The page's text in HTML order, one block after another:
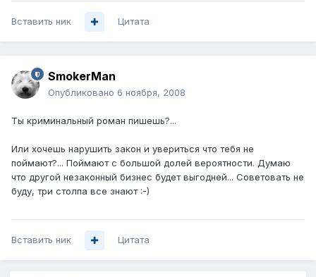
Вставить ник Цитата
SmokerMan
Опубликовано 6 ноября, 2008
Ты криминальный роман пишешь?...
Или хочешь нарушить закон и увериться что тебя не
поймают?... Поймают с большой долей вероятности. Думаю
что другой незаконный бизнес будет выгодней... Советовать не
буду, три столпа все знают :-)
Вставить ник Цитата